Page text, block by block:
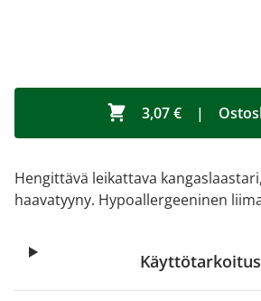
3,07 € |
Hengittävä leikattava
haavatyyny. Hypoallergeeninen
Käyttötarkoitus